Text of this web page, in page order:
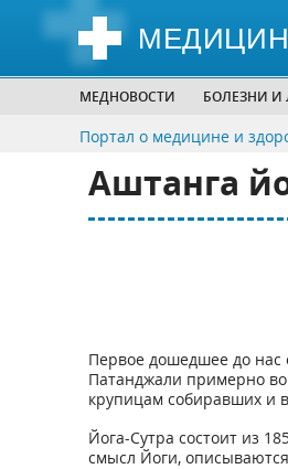
МЕДНОВОСТИ БОЛЕЗНИ И
Портал о медицине и
Аштанга
Первое дошедшее до нас
Патанджали примерно
крупицам собиравших и
Йога-Сутра состоит из
смысл Йоги,